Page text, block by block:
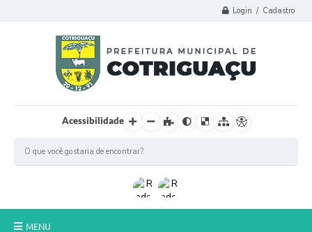
Login / Cadastro
Acessibilidade
MENU